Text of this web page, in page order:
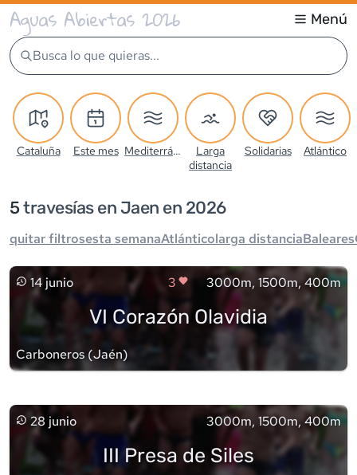
Aguas Abiertas 2026 Menú
Busca lo que quieras...
Cataluña Este mes Mediterráneo
Larga
distancia
Solidarias Atlántico
5travesías en Jaen en 2026
quitar filtrosesta semanaAtlánticolarga distanciaBaleares
14 junio 3 3000m, 1500m, 400m
VI Corazón Olavidia
Carboneros(Jaén)
28 junio 3000m, 1500m, 400m
III Presa de Siles